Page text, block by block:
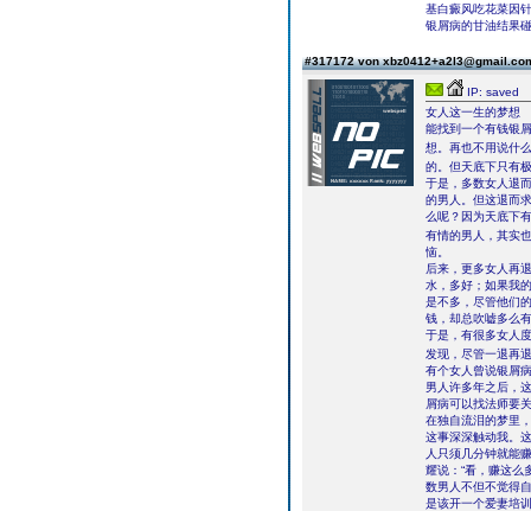
基白癜风吃花菜因
银屑病的甘油结果
#317172 von
IP: saved
女人这一生的梦想
能找到一个有钱银
想。再也不用说什
的。但天底下只有
于是，多数女人退
的男人。但这退而
么呢？因为天底下
有情的男人，其实也
恼。
后来，更多女人再
水，多好；如果我
是不多，尽管他们
钱，却总吹嘘多么
于是，有很多女人
发现，尽管一退再
有个女人曾说银屑
男人许多年之后，
屑病可以找法师要
在独自流泪的梦里
这事深深触动我。
人只须几分钟就能
耀说：“看，赚这
数男人不但不觉得
是该开一个爱妻培